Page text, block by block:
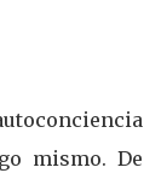
mismo. De